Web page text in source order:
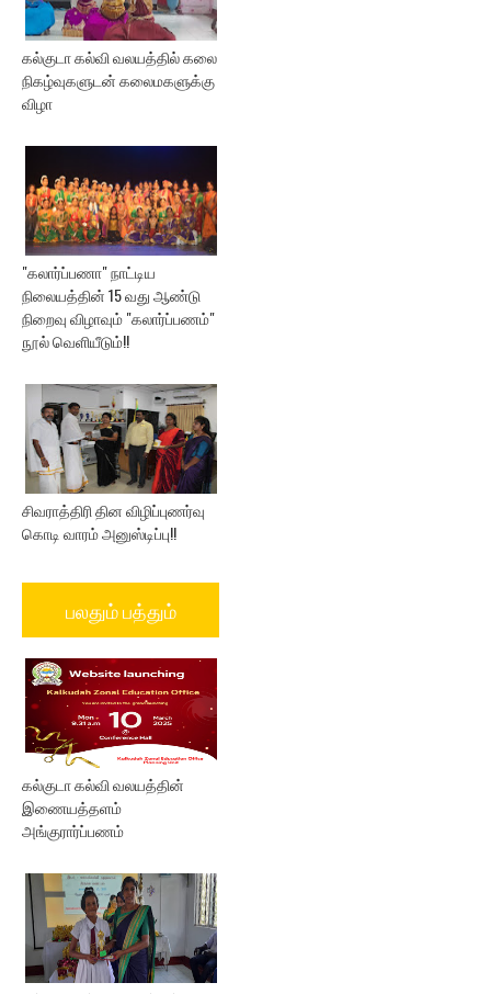
கல்குடா கல்வி வலயத்தில் கலை
நிகழ்வுகளுடன் கலைமகளுக்கு
விழா
"கலார்ப்பணா" நாட்டிய
நிலையத்தின் 15 வது ஆண்டு
நிறைவு விழாவும் "கலார்ப்பணம்"
நூல் வெளியீடும்!!
சிவராத்திரி தின விழிப்புணர்வு
கொடி வாரம் அனுஸ்டிப்பு!!
பலதும் பத்தும்
கல்குடா கல்வி வலயத்தின்
இணையத்தளம்
அங்குரார்ப்பணம்